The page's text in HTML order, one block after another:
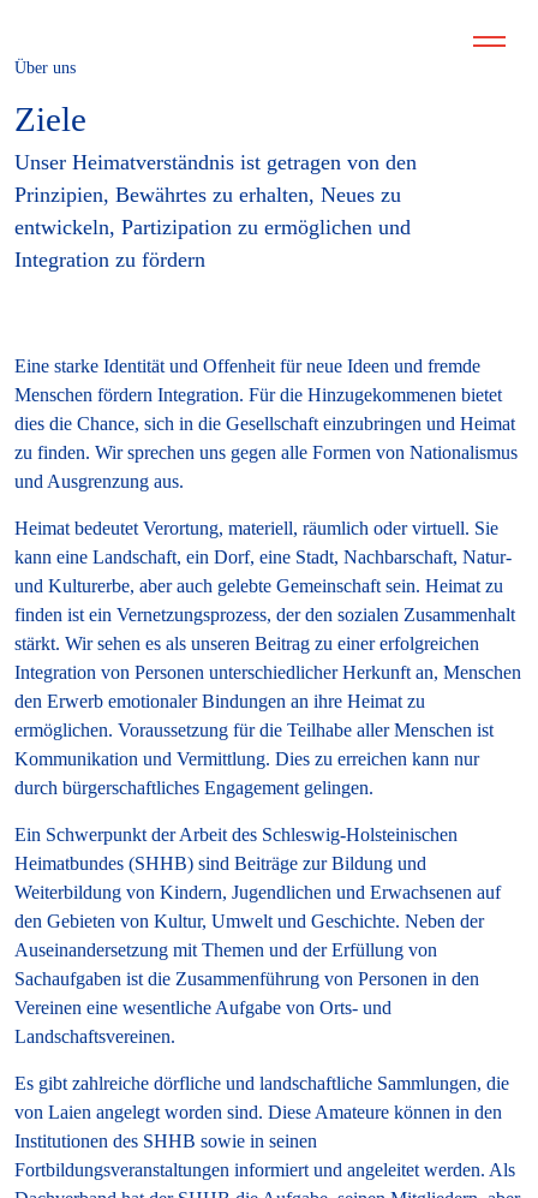
Über uns
Ziele
Unser Heimatverständnis ist getragen von den
Prinzipien, Bewährtes zu erhalten, Neues zu
entwickeln, Partizipation zu ermöglichen und
Integration zu fördern
Eine starke Identität und Offenheit für neue Ideen und fremde
Menschen fördern Integration. Für die Hinzugekommenen bietet
dies die Chance, sich in die Gesellschaft einzubringen und Heimat
zu finden. Wir sprechen uns gegen alle Formen von Nationalismus
und Ausgrenzung aus.
Heimat bedeutet Verortung, materiell, räumlich oder virtuell. Sie
kann eine Landschaft, ein Dorf, eine Stadt, Nachbarschaft, Natur-
und Kulturerbe, aber auch gelebte Gemeinschaft sein. Heimat zu
finden ist ein Vernetzungsprozess, der den sozialen Zusammenhalt
stärkt. Wir sehen es als unseren Beitrag zu einer erfolgreichen
Integration von Personen unterschiedlicher Herkunft an, Menschen
den Erwerb emotionaler Bindungen an ihre Heimat zu
ermöglichen. Voraussetzung für die Teilhabe aller Menschen ist
Kommunikation und Vermittlung. Dies zu erreichen kann nur
durch bürgerschaftliches Engagement gelingen.
Ein Schwerpunkt der Arbeit des Schleswig-Holsteinischen
Heimatbundes (SHHB) sind Beiträge zur Bildung und
Weiterbildung von Kindern, Jugendlichen und Erwachsenen auf
den Gebieten von Kultur, Umwelt und Geschichte. Neben der
Auseinandersetzung mit Themen und der Erfüllung von
Sachaufgaben ist die Zusammenführung von Personen in den
Vereinen eine wesentliche Aufgabe von Orts- und
Landschaftsvereinen.
Es gibt zahlreiche dörfliche und landschaftliche Sammlungen, die
von Laien angelegt worden sind. Diese Amateure können in den
Institutionen des SHHB sowie in seinen
Fortbildungsveranstaltungen informiert und angeleitet werden. Als